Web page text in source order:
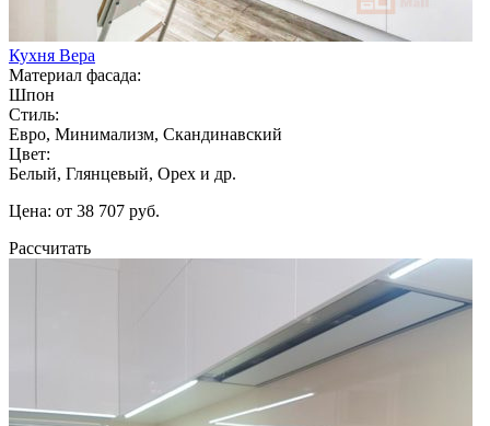
Кухня Вера
Материал фасада:
Шпон
Стиль:
Евро, Минимализм, Скандинавский
Цвет:
Белый, Глянцевый, Орех и др.
Цена: от 38 707 руб.
Рассчитать